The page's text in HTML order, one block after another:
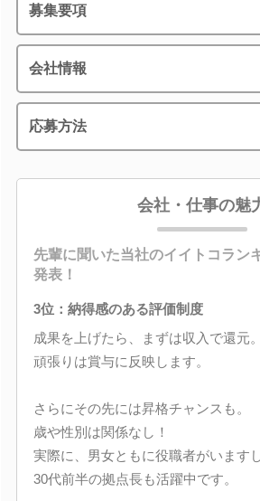
募集要項
会社情報
応募方法
会社・仕事の魅
先輩に聞いた当社のイイトコラン
発表！
3位：納得感のある評価制度
成果を上げたら、まずは収入で還元。
頑張りは賞与に反映します。
さらにその先には昇格チャンスも。
歳や性別は関係なし！
実際に、男女ともに役職者がいます
30代前半の拠点長も活躍中です。